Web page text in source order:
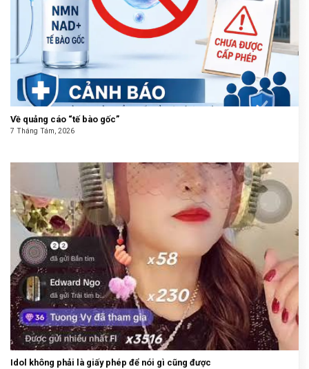
Về quảng cáo “tế bào gốc”
7 Tháng Tám, 2026
Idol không phải là giấy phép để nói gì cũng được